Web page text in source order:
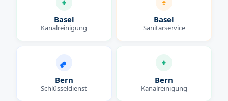
Basel
Kanalreinigung
Basel
Sanitärservice
Bern
Schlüsseldienst
Bern
Kanalreinigung